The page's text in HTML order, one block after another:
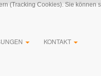
KONTAKT
(Tracking Cookies). Sie können